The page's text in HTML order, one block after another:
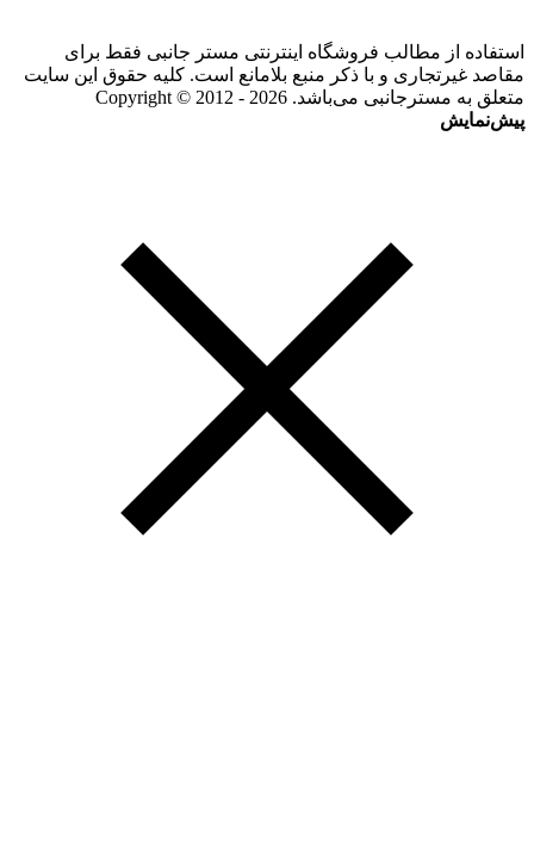
استفاده از مطالب فروشگاه اینترنتی مستر جانبی فقط برای
مقاصد غیرتجاری و با ذکر منبع بلامانع است. کلیه حقوق این سایت
متعلق به مسترجانبی می‌باشد. Copyright © 2012 - 2026
پیش‌نمایش